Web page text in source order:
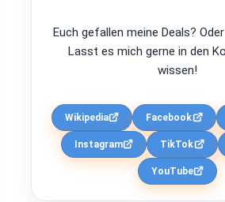
Euch gefallen meine Deals?
Lasst es mich gerne in den
wissen!
Wikipedia Facebook
Instagram TikTok
YouTube